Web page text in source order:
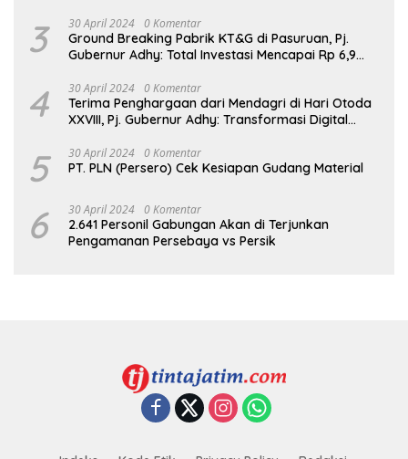
3 30 April 2024 0 Komentar
Ground Breaking Pabrik KT&G di Pasuruan, Pj.
Gubernur Adhy: Total Investasi Mencapai Rp 6,9
4 30 April 2024 0 Komentar
Terima Penghargaan dari Mendagri di Hari Otoda
XXVIII, Pj. Gubernur Adhy: Transformasi Digital
Keberhasilan Jatim
5 30 April 2024 0 Komentar
PT. PLN (Persero) Cek Kesiapan Gudang Material
6 30 April 2024 0 Komentar
2.641 Personil Gabungan Akan di Terjunkan
Pengamanan Persebaya vs Persik